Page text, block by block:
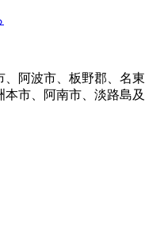
阿波市、板野郡、名東
市、阿南市、淡路島及